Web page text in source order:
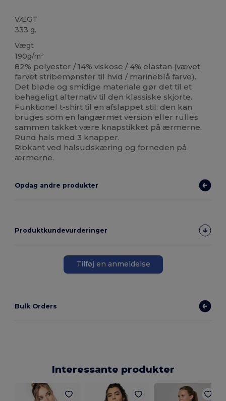
VÆGT
333 g.
Vægt
190g/m²
82% polyester / 14%viskose / 4% elastan (vævet
farvet stribemønster til hvid / marineblå farve).
Det bløde og smidige materiale gør det til et
behageligt alternativ til den klassiske skjorte.
Funktionel t-shirt til en afslappet stil: den kan
bruges som en langærmet version eller rulles
sammen takket være knapstikket på ærmerne.
Rund hals med 3 knapper.
Ribkant ved halsudskæring og forneden på
ærmerne.
Opdag andre produkter
Produktkundevurderinger
Tilføj en anmeldelse
Bulk Orders
Interessante produkter